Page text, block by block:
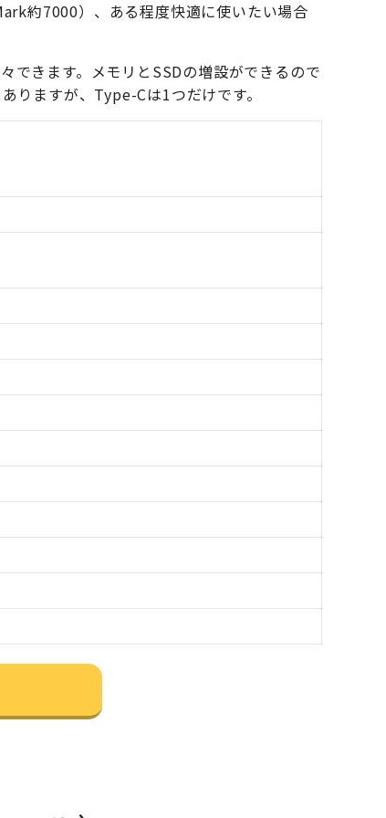
約7000）、ある程度快適に使いたい場合
できます。メモリとSSDの増設ができるので
りますが、Type-Cは1つだけです。